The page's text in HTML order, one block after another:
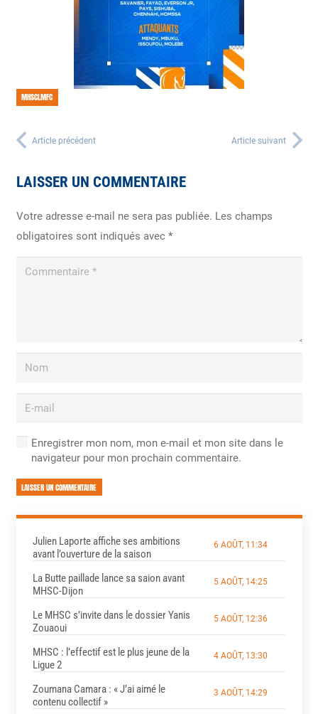
MHSCLMFC
Article précédent Article suivant
LAISSER UN COMMENTAIRE
Votre adresse e-mail ne sera pas publiée. Les champs
obligatoires sont indiqués avec *
Enregistrer mon nom, mon e-mail et mon site dans le
navigateur pour mon prochain commentaire.
LAISSER UN COMMENTAIRE
Julien Laporte affiche ses ambitions
avant l’ouverture de la saison
6 AOÛT, 11:34
La Butte paillade lance sa saion avant
MHSC-Dijon
5 AOÛT, 14:25
Le MHSC s’invite dans le dossier Yanis
Zouaoui
5 AOÛT, 12:36
MHSC : l’effectif est le plus jeune de la
Ligue 2
4 AOÛT, 13:30
Zoumana Camara : « J’ai aimé le
contenu collectif »
3 AOÛT, 14:29